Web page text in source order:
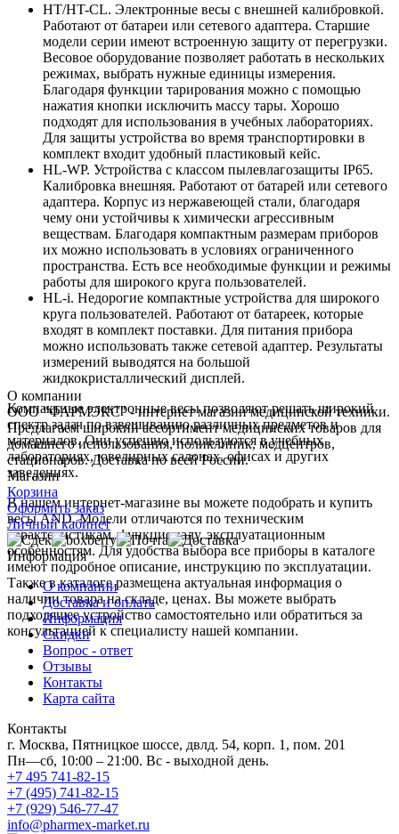
HT/HT-CL. Электронные весы с внешней калибровкой.
Работают от батареи или сетевого адаптера. Старшие
модели серии имеют встроенную защиту от перегрузки.
Весовое оборудование позволяет работать в нескольких
режимах, выбрать нужные единицы измерения.
Благодаря функции тарирования можно с помощью
нажатия кнопки исключить массу тары. Хорошо
подходят для использования в учебных лабораториях.
Для защиты устройства во время транспортировки в
комплект входит удобный пластиковый кейс.
HL-WP. Устройства с классом пылевлагозащиты IP65.
Калибровка внешняя. Работают от батарей или сетевого
адаптера. Корпус из нержавеющей стали, благодаря
чему они устойчивы к химически агрессивным
веществам. Благодаря компактным размерам приборов
их можно использовать в условиях ограниченного
пространства. Есть все необходимые функции и режимы
работы для широкого круга пользователей.
HL-i. Недорогие компактные устройства для широкого
круга пользователей. Работают от батареек, которые
входят в комплект поставки. Для питания прибора
можно использовать также сетевой адаптер. Результаты
измерений выводятся на большой
жидкокристаллический дисплей.
Компактные электронные весы позволяют решать широкий
спектр задач по взвешиванию различных предметов и
материалов. Они успешно используются в учебных
лабораториях, ювелирных салонах, офисах и других
заведениях.
В нашем интернет-магазине вы можете подобрать и купить
весы AND. Модели отличаются по техническим
характеристикам, функционалу, эксплуатационным
особенностям. Для удобства выбора все приборы в каталоге
имеют подробное описание, инструкцию по эксплуатации.
Также в каталоге размещена актуальная информация о
наличии товара на складе, ценах. Вы можете выбрать
подходящее устройство самостоятельно или обратиться за
консультацией к специалисту нашей компании.
О компании
ООО "ФАРМЭКС" - интернет магазин медицинской техники.
Предлагаем широкий ассортимент медицинских товаров для
домашнего использования, поликлиник, медцентров,
стационаров. Доставка по всей России.
Магазин
Корзина
Оформить заказ
Личный кабинет
Информация
О компании
Доставка и оплата
Информация
Скидки
Вопрос - ответ
Отзывы
Контакты
Карта сайта
Контакты
г. Москва, Пятницкое шоссе, двлд. 54, корп. 1, пом. 201
Пн—сб, 10:00 – 21:00. Вс - выходной день.
+7 495 741-82-15
+7 (495) 741-82-15
+7 (929) 546-77-47
info@pharmex-market.ru